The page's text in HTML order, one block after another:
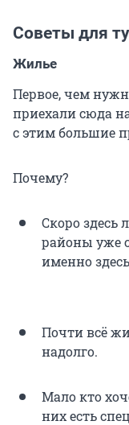
Советы для
Жилье
Первое, чем
приехали сюда
с этим большие
Почему?
Скоро здесь
районы уже
именно
Почти всё
надолго.
Мало кто
них есть